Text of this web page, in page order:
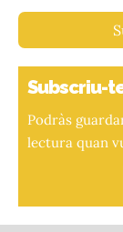
Subscriu-
Podràs
lectura quan